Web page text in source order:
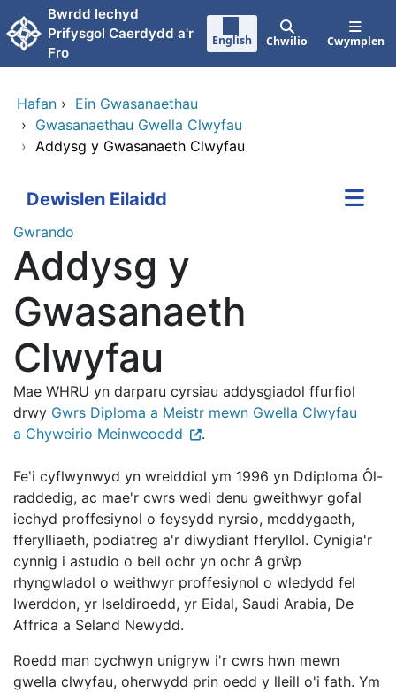
Neidio i'r prif gynnwy
Bwrdd Iechyd
Prifysgol Caerdydd a'r
Fro
English Chwilio Cwymplen
Hafan › Ein Gwasanaethau
› Gwasanaethau Gwella Clwyfau
› Addysg y Gwasanaeth Clwyfau
Dewislen Eilaidd
Gwrando
Addysg y
Gwasanaeth
Clwyfau
Mae WHRU yn darparu cyrsiau addysgiadol ffurfiol
drwy Gwrs Diploma a Meistr mewn Gwella Clwyfau
a Chyweirio Meinweoedd
.
Fe'i cyflwynwyd yn wreiddiol ym 1996 yn Ddiploma Ôl-
raddedig, ac mae'r cwrs wedi denu gweithwyr gofal
iechyd proffesiynol o feysydd nyrsio, meddygaeth,
fferylliaeth, podiatreg a'r diwydiant fferyllol. Cynigia'r
cynnig i astudio o bell ochr yn ochr â grŵp
rhyngwladol o weithwyr proffesiynol o wledydd fel
Iwerddon, yr Iseldiroedd, yr Eidal, Saudi Arabia, De
Affrica a Seland Newydd.
Roedd man cychwyn unigryw i'r cwrs hwn mewn
gwella clwyfau, oherwydd prin oedd y lleill o'i fath. Ym